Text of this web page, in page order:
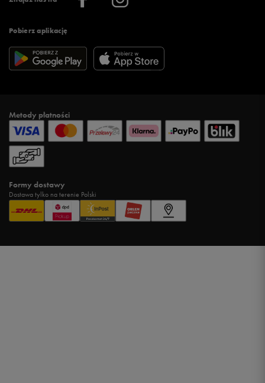
Pobierz aplikację
Metody płatności
Formy dostawy
Dostawa tylko na terenie Polski